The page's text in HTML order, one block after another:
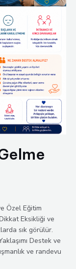
Özel Eğitim
Eksikliği ve
sık görülür.
Destek ve
ve randevu